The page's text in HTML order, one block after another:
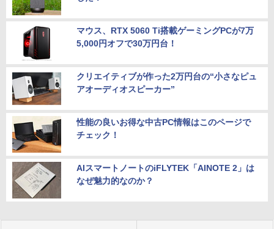
マウス、RTX 5060 Ti搭載ゲーミングPCが7万
5,000円オフで30万円台！
クリエイティブが作った2万円台の“小さなピュ
アオーディオスピーカー”
性能の良いお得な中古PC情報はこのページで
チェック！
AIスマートノートのiFLYTEK「AINOTE 2」は
なぜ魅力的なのか？